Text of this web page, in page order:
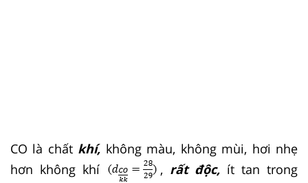
CO là chất khí, không màu, không mùi, hơi nhẹ
hơn không khí
, rất độc, ít tan trong